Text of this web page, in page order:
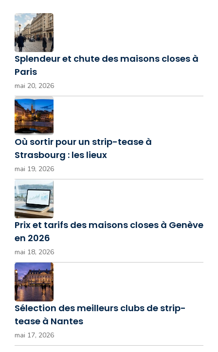
Splendeur et chute des maisons closes à
Paris
mai 20, 2026
Où sortir pour un strip-tease à
Strasbourg : les lieux
mai 19, 2026
Prix et tarifs des maisons closes à Genève
en 2026
mai 18, 2026
Sélection des meilleurs clubs de strip-
tease à Nantes
mai 17, 2026